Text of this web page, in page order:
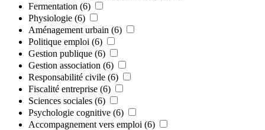
Fermentation (6)
Physiologie (6)
Aménagement urbain (6)
Politique emploi (6)
Gestion publique (6)
Gestion association (6)
Responsabilité civile (6)
Fiscalité entreprise (6)
Sciences sociales (6)
Psychologie cognitive (6)
Accompagnement vers emploi (6)